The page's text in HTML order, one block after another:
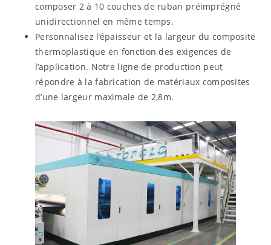
composer 2 à 10 couches de ruban préimprégné
unidirectionnel en même temps.
Personnalisez l’épaisseur et la largeur du composite
thermoplastique en fonction des exigences de
l’application. Notre ligne de production peut
répondre à la fabrication de matériaux composites
d’une largeur maximale de 2,8m.